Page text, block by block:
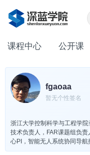
课程中心 公开课
fgaoaa
暂无个性签名
浙江大学控制科学与工程学院
技术负责人，FAR课题组负
心PI，智能无人系统协同导航控制技术
空中机器人、集群机器人、